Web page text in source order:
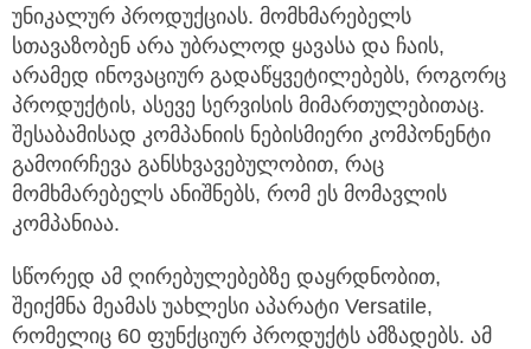
უნიკალურ პროდუქციას. მომხმარებელს
სთავაზობენ არა უბრალოდ ყავასა და ჩაის,
არამედ ინოვაციურ გადაწყვეტილებებს, როგორც
პროდუქტის, ასევე სერვისის მიმართულებითაც.
შესაბამისად კომპანიის ნებისმიერი კომპონენტი
გამოირჩევა განსხვავებულობით, რაც
მომხმარებელს ანიშნებს, რომ ეს მომავლის
კომპანიაა.
სწორედ ამ ღირებულებებზე დაყრდნობით,
შეიქმნა მეამას უახლესი აპარატი Versatile,
რომელიც 60 ფუნქციურ პროდუქტს ამზადებს. ამ